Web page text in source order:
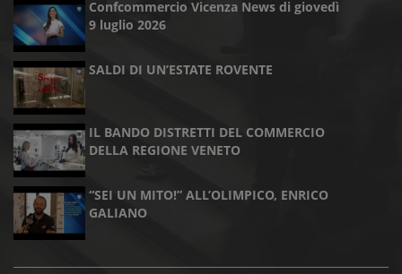
Confcommercio Vicenza News di giovedì
9 luglio 2026
SALDI DI UN’ESTATE ROVENTE
IL BANDO DISTRETTI DEL COMMERCIO
DELLA REGIONE VENETO
“SEI UN MITO!” ALL’OLIMPICO, ENRICO
GALIANO